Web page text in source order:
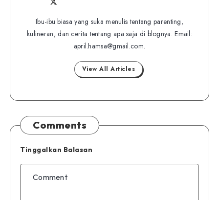
on
me
on
Facebook
Ibu-ibu biasa yang suka menulis tentang parenting,
kulineran, dan cerita tentang apa saja di blognya. Email:
april.hamsa@gmail.com.
View All Articles
Comments
Tinggalkan Balasan